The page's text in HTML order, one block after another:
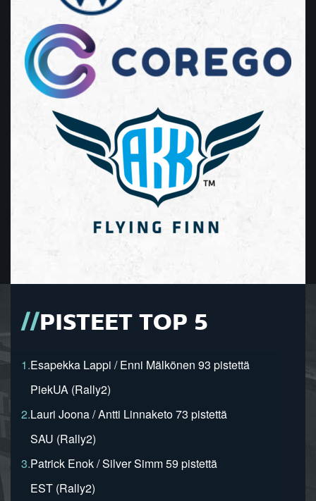
PISTEET TOP 5
1.Esapekka Lappi / Enni Mälkönen 93 pistettä
PiekUA (Rally2)
2.Lauri Joona / Antti Linnaketo 73 pistettä
SAU (Rally2)
3.Patrick Enok / Silver Simm 59 pistettä
EST (Rally2)